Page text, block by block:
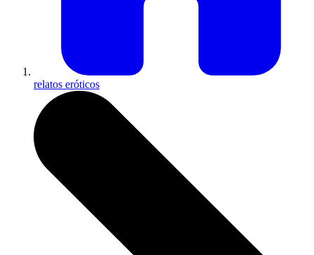
relatos eróticos